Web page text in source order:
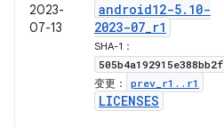
2023-
07-13
android12-5. 10-
2023-07_r1
SHA-1：
505b4a192915e388bb2f
变更： prev r1 . . r1
LICENSES